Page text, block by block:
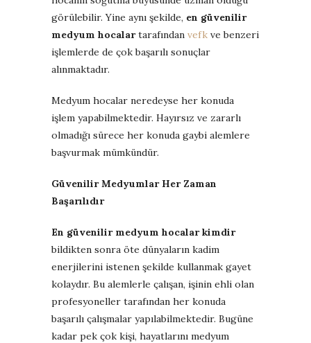
görülebilir. Yine aynı şekilde, en güvenilir
medyum hocalartarafından vefk ve benzeri
işlemlerde de çok başarılı sonuçlar
alınmaktadır.
Medyum hocalar neredeyse her konuda
işlem yapabilmektedir. Hayırsız ve zararlı
olmadığı sürece her konuda gaybi alemlere
başvurmak mümkündür.
Güvenilir Medyumlar Her Zaman
Başarılıdır
En güvenilir medyum hocalar kimdir
bildikten sonra öte dünyaların kadim
enerjilerini istenen şekilde kullanmak gayet
kolaydır. Bu alemlerle çalışan, işinin ehli olan
profesyoneller tarafından her konuda
başarılı çalışmalar yapılabilmektedir. Bugüne
kadar pek çok kişi, hayatlarını medyum